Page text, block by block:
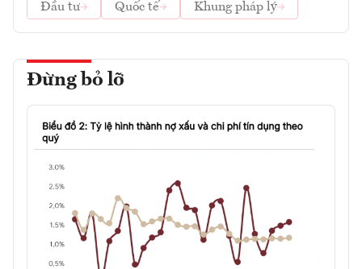
Đầu tư
Quốc tế Khung pháp lý
Đừng bỏ lỡ